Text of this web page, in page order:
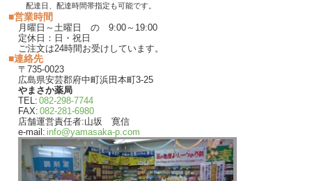
配達日、配達時間帯指定も可能です。
■営業時間
月曜日～土曜日 の 9:00～19:00
定休日：日・祝日
ご注文は24時間お受けしています。
■連絡先
〒735-0023
広島県安芸郡府中町浜田本町3-25
やまさか薬局
TEL: 082-298-7744
FAX: 082-281-6980
店舗運営責任者:山坂 寛信
e-mail: info@yamasaka-p.com